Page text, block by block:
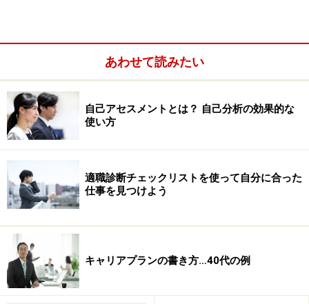
幼少期、小学校、中学校、高校、大学、社会人（20
代）、社会人（30代）など、カテゴリー毎に、
出来事、成功体験と失敗体験という切り口で整理しま
あわせて読みたい
自己アセスメントとは？ 自己分析の効果的な
使い方
適職診断チェックリストを使って自分に合った
仕事を見つけよう
キャリアプランの書き方…40代の例